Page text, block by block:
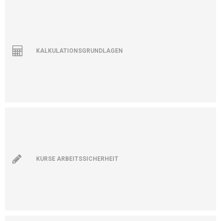
KALKULATIONSGRUNDLAGEN
KURSE ARBEITSSICHERHEIT